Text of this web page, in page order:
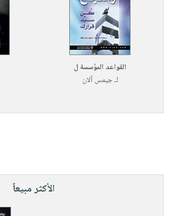
القواعد المؤسسة ل
لـجيمس آلان
الأكثر مبيعاً